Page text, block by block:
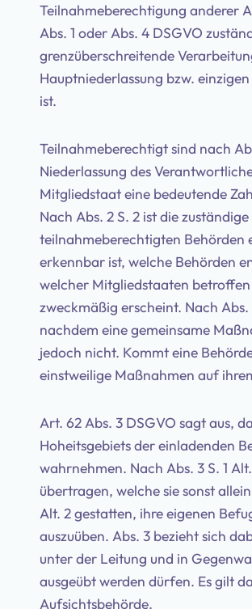
Teilnahmeberechtigung anderer
Abs. 1 oder Abs. 4 DSGVO
grenzüberschreitende
Hauptniederlassung bzw.
ist.
Teilnahmeberechtigt sind nach
Niederlassung des
Mitgliedstaat eine bedeutende
Nach Abs. 2 S. 2 ist die
teilnahmeberechtigten Behörden
erkennbar ist, welche Behörden
welcher Mitgliedstaaten betroffen
zweckmäßig erscheint. Nach
nachdem eine gemeinsame
jedoch nicht. Kommt eine
einstweilige Maßnahmen auf
Art. 62 Abs. 3 DSGVO sagt aus,
Hoheitsgebiets der einladenden
wahrnehmen. Nach Abs. 3 S. 1
übertragen, welche sie sonst
Alt. 2 gestatten, ihre eigenen
auszuüben. Abs. 3 bezieht sich
unter der Leitung und in
ausgeübt werden dürfen. Es gilt
Aufsichtsbehörde.